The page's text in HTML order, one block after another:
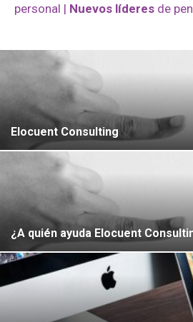
personal | Nuevos líderes de
Elocuent Consulting
¿A quién ayuda Elocuent